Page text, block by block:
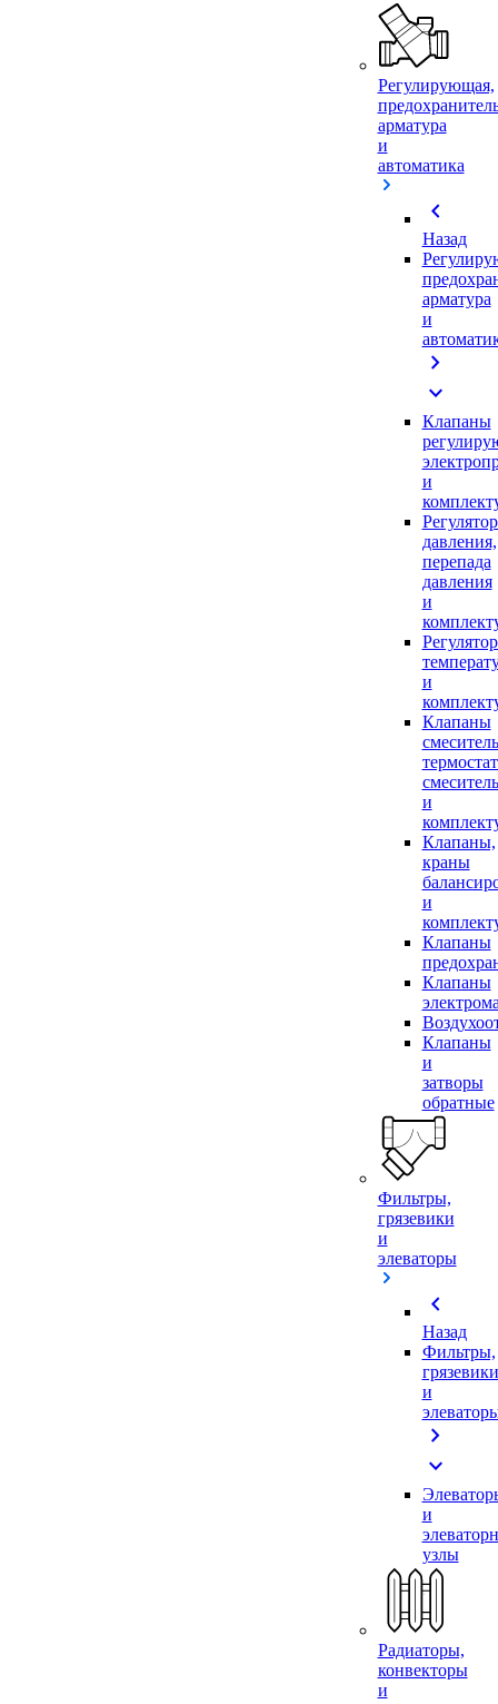
Регулирующая,
арматура
и
автоматика
chevron_left
Назад
арматура
и
chevron_right
expand_more
Клапаны
и
давления,
перепада
давления
и
и
Клапаны
и
Клапаны,
краны
и
Клапаны
Клапаны
Клапаны
и
затворы
обратные
Фильтры,
грязевики
и
элеваторы
chevron_left
Назад
Фильтры,
грязевики
и
chevron_right
expand_more
и
узлы
Радиаторы,
конвекторы
и